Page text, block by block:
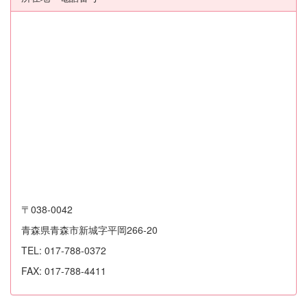
〒038-0042
青森県青森市新城字平岡266-20
TEL: 017-788-0372
FAX: 017-788-4411